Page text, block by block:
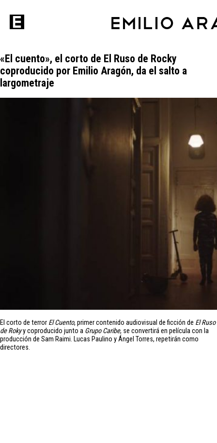
«El cuento», el corto de El Ruso de Rocky
coproducido por Emilio Aragón, da el salto a
largometraje
El corto de terror El Cuento, primer contenido audiovisual de ficción de El Ruso
de Rokyy coproducido junto a Grupo Caribe, se convertirá en película con la
producción de Sam Raimi. Lucas Paulino y Ángel Torres, repetirán como
directores.